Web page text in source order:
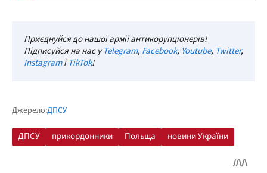
Приєднуйся до нашої армії антикорупціонерів!
Підписуйся на нас уTelegram, Facebook, Youtube, Twitter,
InstagramіTikTok!
Джерело:ДПСУ
ДПСУ прикордонники Польща новини України